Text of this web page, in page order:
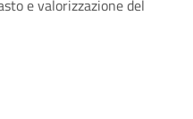
e valorizzazione del